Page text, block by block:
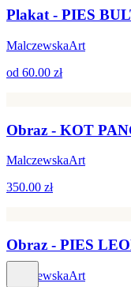
Plakat - PIES
MalczewskaArt
od 60.00 zł
Obraz - KOT
MalczewskaArt
350.00 zł
Obraz - PIES
MalczewskaArt